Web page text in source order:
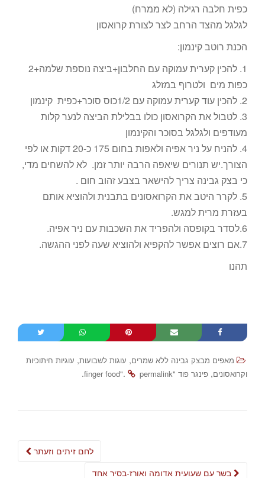
כפית חלבה רגילה (לא ממרח)
לגלגל מהצד הרחב לצר לצורת קרואסון
הכנת רוטב קינמון:
1. להכין קערית עמוקה עם החלבון+ביצה נוספת שלמה+2
כפות מים ולטרוף במזלג
2. להכין עוד קערית עמוקה עם 1/2כוס סוכר+כפית קינמון
3. לטבול את הקרואסון כולו בבלילת הביצה לנער קלות
מעודפים ולגלגל בסוכר והקינמון
4. להניח על ניר אפיה ולאפות בחום 175 כ-20 דקות או לפי
הצורך.יש תנורים שיאפה הרבה יותר זמן. לא להשחים מדי,
כי בצק גבינה צריך להישאר בצבע זהוב חום .
5. לקרר היטב את הקרואסונים בתבנית ולהוציא אותם
בעזרת מרית למגש.
6.לסדר בקופסה ולהפריד את השכבות עם ניר אפיה.
7.אם רוצים אפשר להקפיא ולהוציא שעה לפני ההגשה.
תהנו
מאפים מבצק גבינה ללא שמרים, עוגות לשבועות, עוגיות חיתוכיות
וקרואסונים, פינגר פוד "finger food" . permalink
.
Post
navigation
לחם זיתים וזעתר